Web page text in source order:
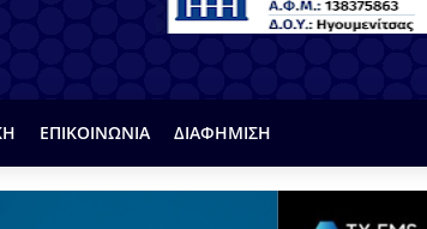
ΕΠΙΚΟΙΝΩΝΙΑ ΔΙΑΦΗΜΙΣΗ